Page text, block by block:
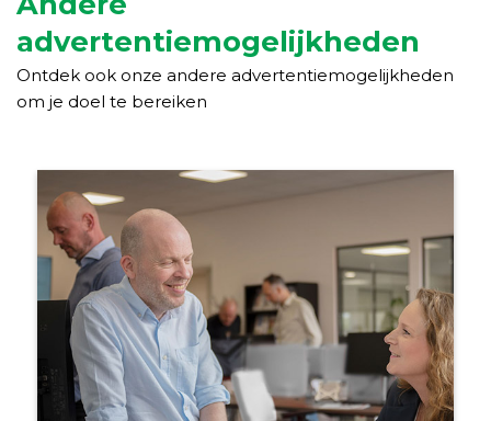
advertentiemogelijkheden
Ontdek ook onze andere advertentiemogelijkheden
om je doel te bereiken